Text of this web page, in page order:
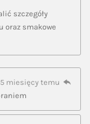
szczegóły
oraz smakowe
5 miesięcy temu